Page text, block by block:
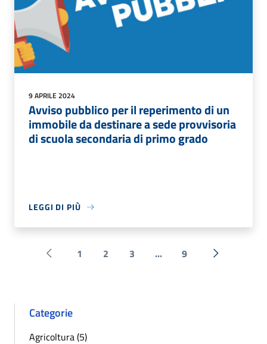
9 APRILE 2024
Avviso pubblico per il reperimento di un
immobile da destinare a sede provvisoria
di scuola secondaria di primo grado
LEGGI DI PIÙ
Pagina precedente
1 2 3 ... 9 Successiva
Categorie
Agricoltura (5)